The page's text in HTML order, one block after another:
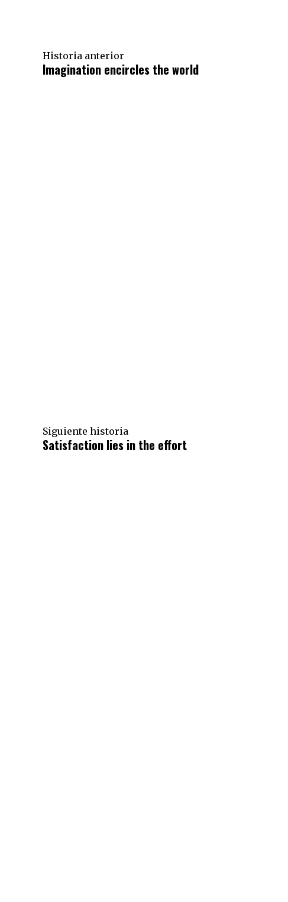
Historia anterior
Imagination encircles the world
Siguiente historia
Satisfaction lies in the effort